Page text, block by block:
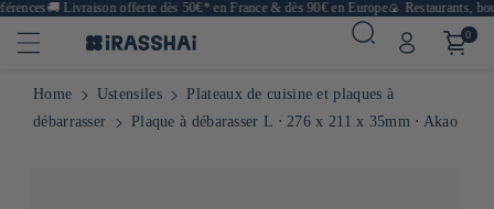
🚚Livraison offerte dès 50€* en France & dès 90€ en Europe🍙 Restaurants,
0
Home Ustensiles
Plateaux de cuisine et plaques à
débarrasser
Plaque à débarasser L ⋅ 276 x 211 x 35mm ⋅ Akao